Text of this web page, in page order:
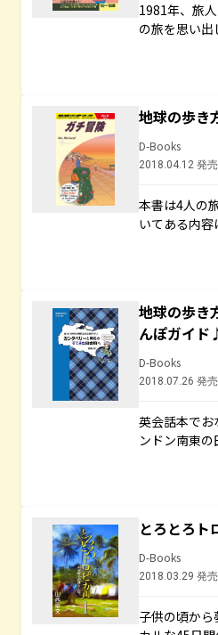
1981年、旅
の旅を思い出
地球の歩き
D-Books
2018.04.12 発売
本書は4人の
いてある内容
地球の歩き
んぽガイド
D-Books
2018.07.26 発売
英会話本でお
ンドン南東の
とろとろ
D-Books
2018.03.29 発売
子供の頃か